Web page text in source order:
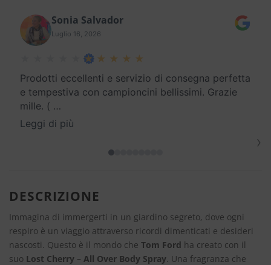
Sonia Salvador
Luglio 16, 2026
Prodotti eccellenti e servizio di consegna perfetta
e tempestiva con campioncini bellissimi. Grazie
mille. ( …
Leggi di più
›
DESCRIZIONE
Immagina di immergerti in un giardino segreto, dove ogni
respiro è un viaggio attraverso ricordi dimenticati e desideri
nascosti. Questo è il mondo che Tom Ford ha creato con il
suo Lost Cherry – All Over Body Spray. Una fragranza che